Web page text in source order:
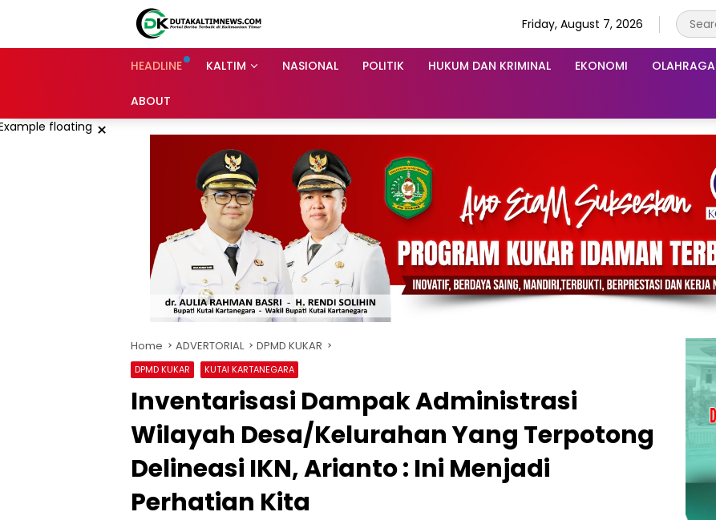
Friday, August 7, 2026
HEADLINE KALTIM NASIONAL POLITIK HUKUM DAN KRIMINAL EKONOMI OLAHRAGA
ABOUT
×
Home ADVERTORIAL DPMD KUKAR
DPMD KUKAR KUTAI KARTANEGARA
Inventarisasi Dampak Administrasi
Wilayah Desa/Kelurahan Yang Terpotong
Delineasi IKN, Arianto : Ini Menjadi
Perhatian Kita